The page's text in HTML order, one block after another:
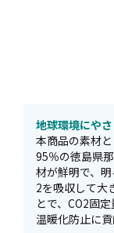
地球環境にや
本商品の素材
95％の徳島県
材が鮮明で、
2を吸収して大
とで、CO2固
温暖化防止に貢